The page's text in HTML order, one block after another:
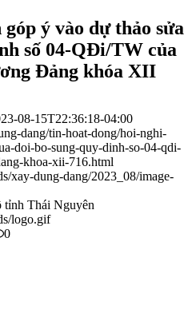
ý vào dự thảo sửa
số 04-QĐi/TW của
Đảng khóa XII
08-15T22:36:18-04:00
dang/tin-hoat-dong/hoi-nghi-
doi-bo-sung-quy-dinh-so-04-qdi-
khoa-xii-716.html
xay-dung-dang/2023_08/image-
tỉnh Thái Nguyên
logo.gif
0